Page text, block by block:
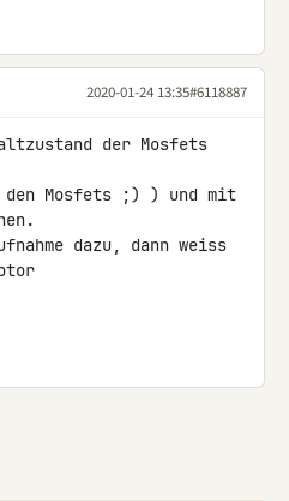
2020-01-24 13:35#6118887
der Mosfets
den Mosfets ;) ) und mit
dazu, dann weiss